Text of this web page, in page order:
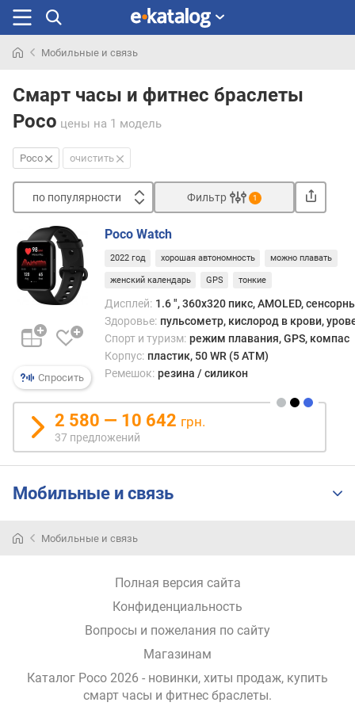
раньше
Мобильные и связь
Смарт часы и фитнес браслеты
Poco цены на 1 модель
Poco очистить
по популярности
п
о
п
о
у
л
р
н
с
о
е
о
Фильтр 1
Спросить
Poco Watch
2022 год хорошая автономность можно плавать
женский календарь GPS тонкие
Дисплей: 1.6 ", 360x320 пикс, AMOLED,
Здоровье: пульсометр, кислород в крови,
Спорт и туризм: режим плавания, GPS, компас
Корпус: пластик, 50 WR (5 ATM)
Ремешок: резина / силикон
2 580 — 10 642 грн.
37 предложений
Мобильные и связь
Мобильные и связь
Полная версия сайта
Конфиденциальность
Вопросы и пожелания по сайту
Магазинам
Каталог Poco 2026 - новинки, хиты продаж, купить
смарт часы и фитнес браслеты.